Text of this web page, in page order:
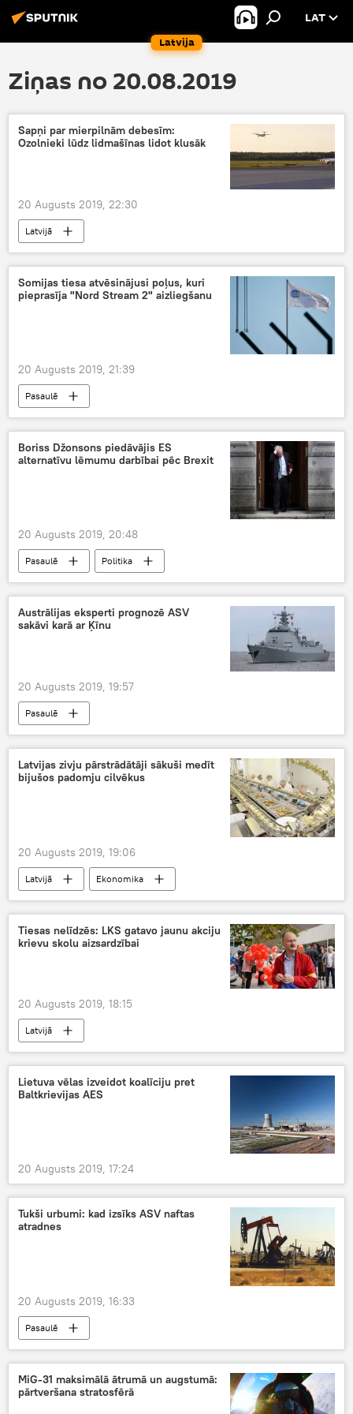
Latvija
LAT
Ziņas no 20.08.2019
Sapņi par mierpilnām debesīm:
Ozolnieki lūdz lidmašīnas lidot klusāk
20 Augusts 2019, 22:30
Latvijā
Somijas tiesa atvēsinājusi poļus, kuri
pieprasīja "Nord Stream 2" aizliegšanu
20 Augusts 2019, 21:39
Pasaulē
Boriss Džonsons piedāvājis ES
alternatīvu lēmumu darbībai pēc Brexit
20 Augusts 2019, 20:48
Pasaulē Politika
Austrālijas eksperti prognozē ASV
sakāvi karā ar Ķīnu
20 Augusts 2019, 19:57
Pasaulē
Latvijas zivju pārstrādātāji sākuši medīt
bijušos padomju cilvēkus
20 Augusts 2019, 19:06
Latvijā Ekonomika
Tiesas nelīdzēs: LKS gatavo jaunu akciju
krievu skolu aizsardzībai
20 Augusts 2019, 18:15
Latvijā
Lietuva vēlas izveidot koalīciju pret
Baltkrievijas AES
20 Augusts 2019, 17:24
Tukši urbumi: kad izsīks ASV naftas
atradnes
20 Augusts 2019, 16:33
Pasaulē
MiG-31 maksimālā ātrumā un augstumā:
pārtveršana stratosfērā